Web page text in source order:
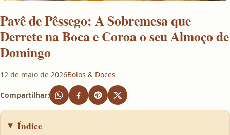
Pavê de Pêssego: A Sobremesa que
Derrete na Boca e Coroa o seu Almoço de
Domingo
12 de maio de 2026Bolos & Doces
Compartilhar:
Índice